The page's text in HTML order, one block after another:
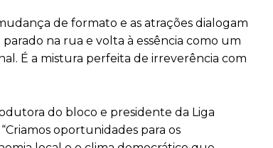
de formato e as atrações dialogam
na rua e volta à essência como um
É a mistura perfeita de irreverência com
do bloco e presidente da Liga
oportunidades para os